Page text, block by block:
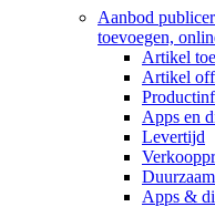
Aanbod
toevoegen,
Artikel
Artikel
Apps en
Levertijd
Apps &